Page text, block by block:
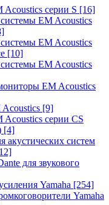
серии S [16]
EM Acoustics
EM Acoustics
[10]
EM Acoustics
EM Acoustics
[9]
серии CS
[4]
акустических систем
для звукового
Yamaha [254]
Yamaha